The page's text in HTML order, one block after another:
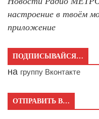
настроение в твоём
приложение
ПОДПИСЫВАЙСЯ…
на группу Вконтакте
ОТПРАВИТЬ В…